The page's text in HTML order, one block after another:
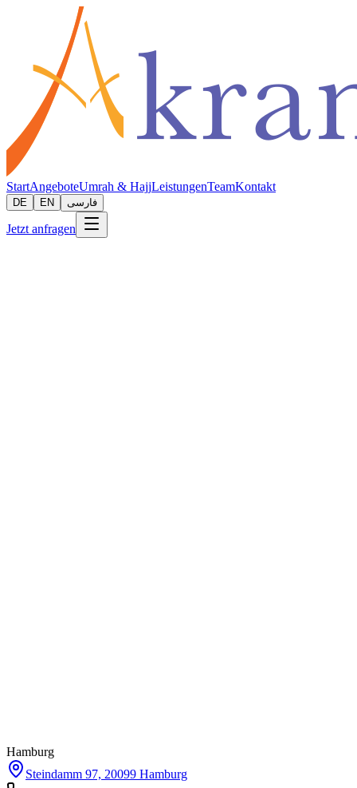
StartAngeboteUmrah & HajjLeistungenTeamKontakt
DE EN فارسی
Jetzt anfragen
Hamburg
Steindamm 97, 20099 Hamburg